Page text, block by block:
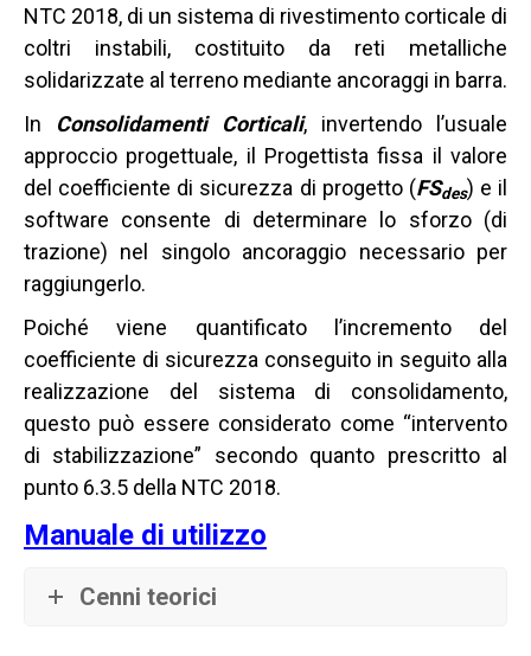
NTC 2018, di un sistema di rivestimento corticale di
coltri instabili, costituito da reti metalliche
solidarizzate al terreno mediante ancoraggi in barra.
In Consolidamenti Corticali, invertendo l’usuale
approccio progettuale, il Progettista fissa il valore
del coefficiente di sicurezza di progetto (FSdes) e il
software consente di determinare lo sforzo (di
trazione) nel singolo ancoraggio necessario per
raggiungerlo.
Poiché viene quantificato l’incremento del
coefficiente di sicurezza conseguito in seguito alla
realizzazione del sistema di consolidamento,
questo può essere considerato come “intervento
di stabilizzazione” secondo quanto prescritto al
punto 6.3.5 della NTC 2018.
Manuale di utilizzo
Cenni teorici